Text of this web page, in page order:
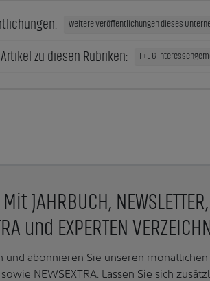
Weitere Veröffentlichungen dieses
zu diesen Rubriken: F+E &
NEWSLETTER,
und EXPERTEN
abonnieren Sie unseren monatlichen
NEWSEXTRA. Lassen Sie sich